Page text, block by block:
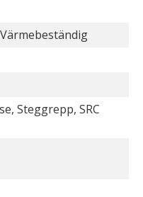
Steggrepp, SRC